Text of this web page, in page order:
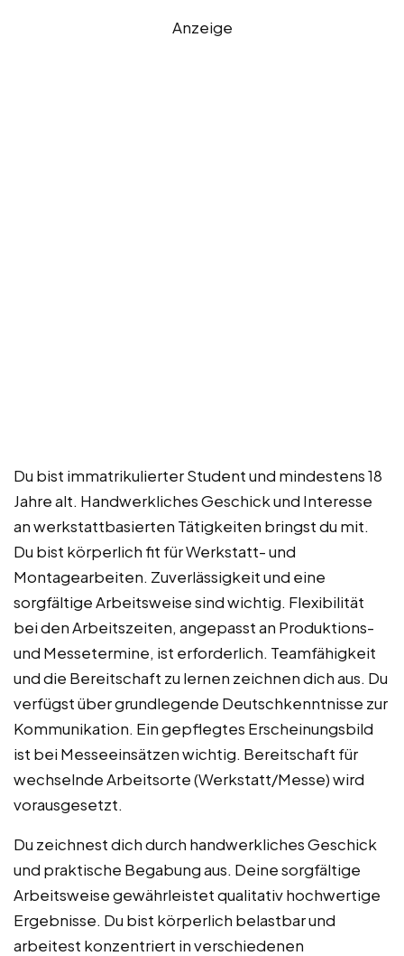
Anzeige
Du bist immatrikulierter Student und mindestens 18
Jahre alt. Handwerkliches Geschick und Interesse
an werkstattbasierten Tätigkeiten bringst du mit.
Du bist körperlich fit für Werkstatt- und
Montagearbeiten. Zuverlässigkeit und eine
sorgfältige Arbeitsweise sind wichtig. Flexibilität
bei den Arbeitszeiten, angepasst an Produktions-
und Messetermine, ist erforderlich. Teamfähigkeit
und die Bereitschaft zu lernen zeichnen dich aus. Du
verfügst über grundlegende Deutschkenntnisse zur
Kommunikation. Ein gepflegtes Erscheinungsbild
ist bei Messeeinsätzen wichtig. Bereitschaft für
wechselnde Arbeitsorte (Werkstatt/Messe) wird
vorausgesetzt.
Du zeichnest dich durch handwerkliches Geschick
und praktische Begabung aus. Deine sorgfältige
Arbeitsweise gewährleistet qualitativ hochwertige
Ergebnisse. Du bist körperlich belastbar und
arbeitest konzentriert in verschiedenen